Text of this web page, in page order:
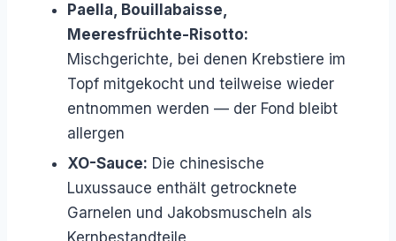
Paella, Bouillabaisse,
Meeresfrüchte-Risotto:
Mischgerichte, bei denen Krebstiere im
Topf mitgekocht und teilweise wieder
entnommen werden — der Fond bleibt
allergen
XO-Sauce: Die chinesische
Luxussauce enthält getrocknete
Garnelen und Jakobsmuscheln als